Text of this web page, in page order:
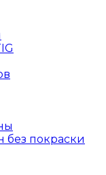
без покраски